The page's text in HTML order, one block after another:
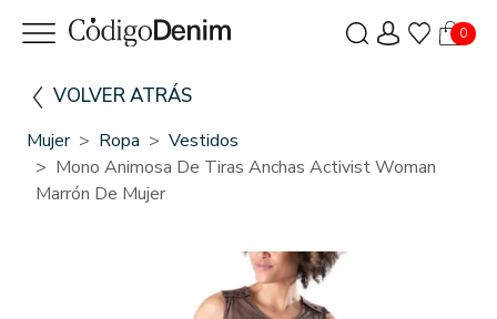
0
VOLVER ATRÁS
Mujer Ropa
Vestidos
Mono Animosa De Tiras Anchas Activist Woman
Marrón De Mujer